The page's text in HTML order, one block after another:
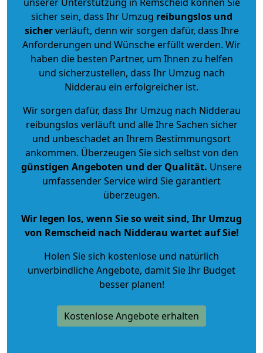
sicher sein, dass Ihr Umzug reibungslos und
sicherverläuft, denn wir sorgen dafür, dass Ihre
Anforderungen und Wünsche erfüllt werden. Wir
haben die besten Partner, um Ihnen zu helfen
und sicherzustellen, dass Ihr Umzug nach
Nidderau ein erfolgreicher ist.
Wir sorgen dafür, dass Ihr Umzug nach Nidderau
reibungslos verläuft und alle Ihre Sachen sicher
und unbeschadet an Ihrem Bestimmungsort
ankommen. Überzeugen Sie sich selbst von den
günstigen Angeboten und der Qualität. Unsere
umfassender Service wird Sie garantiert
überzeugen.
Wir legen los, wenn Sie so weit sind, Ihr Umzug
von Remscheid nach Nidderau wartet auf Sie!
Holen Sie sich kostenlose und natürlich
unverbindliche Angebote, damit Sie Ihr Budget
besser planen!
Kostenlose Angebote erhalten